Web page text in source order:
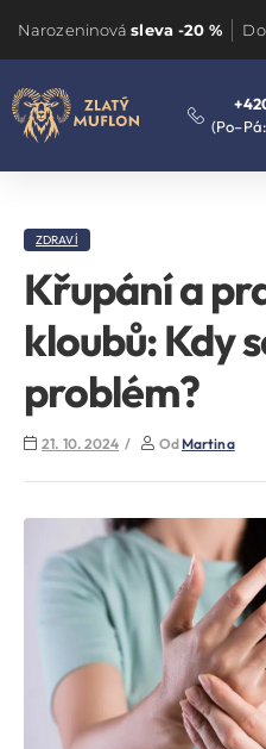
Narozeninovásleva -20 %
ZDRAVÍ
Křupání a
kloubů: Kdy
problém?
21. 10. 2024 OdMartina